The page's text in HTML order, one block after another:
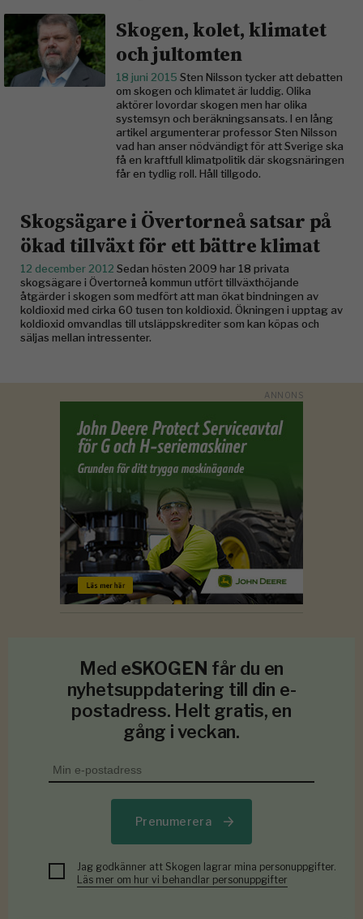
Skogen, kolet, klimatet
och jultomten
18 juni 2015 Sten Nilsson tycker att debatten
om skogen och klimatet är luddig. Olika
aktörer lovordar skogen men har olika
systemsyn och beräkningsansats. I en lång
artikel argumenterar professor Sten Nilsson
vad han anser nödvändigt för att Sverige ska
få en kraftfull klimatpolitik där skogsnäringen
får en tydlig roll. Håll tillgodo.
Skogsägare i Övertorneå satsar på
ökad tillväxt för ett bättre klimat
12 december 2012 Sedan hösten 2009 har 18 privata
skogsägare i Övertorneå kommun utfört tillväxthöjande
åtgärder i skogen som medfört att man ökat bindningen av
koldioxid med cirka 60 tusen ton koldioxid. Ökningen i upptag av
koldioxid omvandlas till utsläppskrediter som kan köpas och
säljas mellan intressenter.
Med eSKOGEN får du en
nyhetsuppdatering till din e-
postadress. Helt gratis, en
gång i veckan.
Prenumerera
Jag godkänner att Skogen lagrar mina personuppgifter.
Läs mer om hur vi behandlar personuppgifter